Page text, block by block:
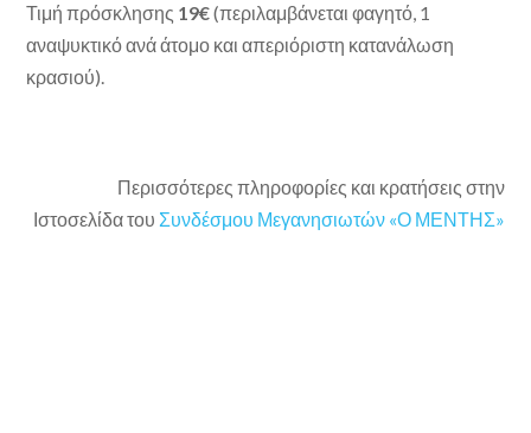
Τιμή πρόσκλησης 19€(περιλαμβάνεται φαγητό, 1
αναψυκτικό ανά άτομο και απεριόριστη κατανάλωση
κρασιού).
Περισσότερες πληροφορίες και κρατήσεις στην
Ιστοσελίδα του Συνδέσμου Μεγανησιωτών «Ο ΜΕΝΤΗΣ»